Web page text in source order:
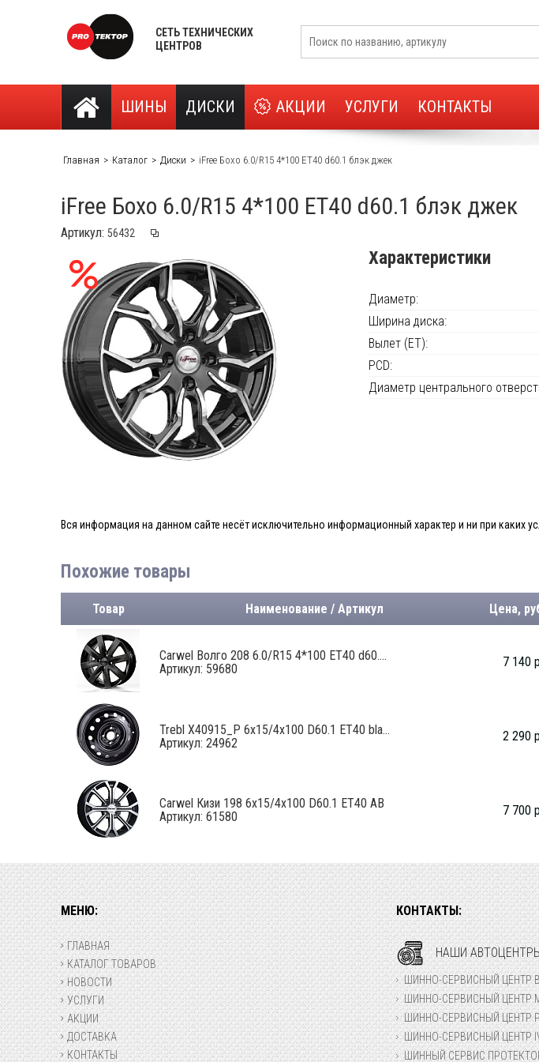
СЕТЬ ТЕХНИЧЕСКИХ
ЦЕНТРОВ
ШИНЫ ДИСКИ АКЦИИ УСЛУГИ КОНТАКТЫ
Главная Каталог Диски iFree Бохо 6.0/R15 4*100 ET40 d60.1 блэк джек
iFree Бохо 6.0/R15 4*100 ET40 d60.1 блэк джек
Артикул:
Характеристики
Диаметр:
Ширина диска:
Вылет (ET):
PCD:
Диаметр центрального
Вся информация на данном сайте несёт исключительно информационный характер и ни при каких
Похожие товары
Товар Наименование / Артикул Цена,
Carwel Волго 208 6.0/R15 4*100 ET40 d60....
Артикул: 59680
7 140
Trebl X40915_P 6x15/4x100 D60.1 ET40 bla...
Артикул: 24962
2 290
Carwel Кизи 198 6x15/4x100 D60.1 ET40 AB
Артикул: 61580
7 700
МЕНЮ:
ГЛАВНАЯ
КАТАЛОГ ТОВАРОВ
НОВОСТИ
УСЛУГИ
АКЦИИ
ДОСТАВКА
КОНТАКТЫ
КОНТАКТЫ:
НАШИ
ШИННО-СЕРВИСНЫЙ ЦЕНТР
ШИННО-СЕРВИСНЫЙ ЦЕНТР
ШИННО-СЕРВИСНЫЙ ЦЕНТР
ШИННО-СЕРВИСНЫЙ ЦЕНТР
ШИННЫЙ СЕРВИС